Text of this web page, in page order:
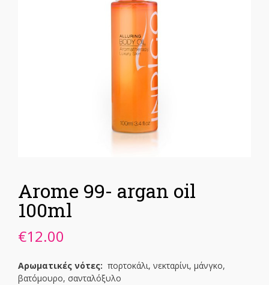
Arome 99- argan oil
100ml
€12.00
Αρωματικές νότες: πορτοκάλι, νεκταρίνι, μάνγκο,
βατόμουρο, σανταλόξυλο